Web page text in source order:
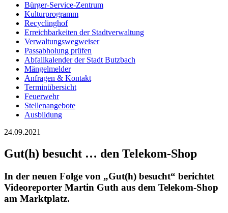
Bürger-Service-Zentrum
Kulturprogramm
Recyclinghof
Erreichbarkeiten der Stadtverwaltung
Verwaltungswegweiser
Passabholung prüfen
Abfallkalender der Stadt Butzbach
Mängelmelder
Anfragen & Kontakt
Terminübersicht
Feuerwehr
Stellenangebote
Ausbildung
24.09.2021
Gut(h) besucht … den Telekom-Shop
In der neuen Folge von „Gut(h) besucht“ berichtet
Videoreporter Martin Guth aus dem Telekom-Shop
am Marktplatz.